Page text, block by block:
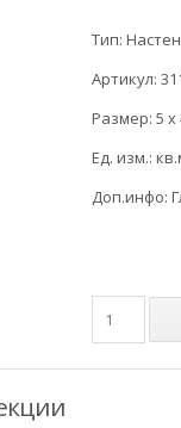
Тип:
Артикул:
Размер: 5 x
Ед. изм.:
Доп.инфо: